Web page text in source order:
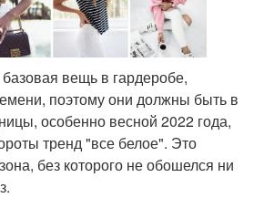
вещь в гардеробе,
поэтому они должны быть в
особенно весной 2022 года,
тренд "все белое". Это
без которого не обошелся ни